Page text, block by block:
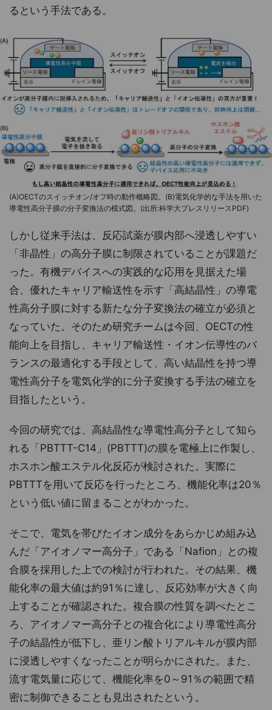
るという手法である。
(A)OECTのスイッチオン/オフ時の動作概略図。(B)電気化学的な手法を用いた
導電性高分子膜の分子変換法の模式図。(出所:科学大プレスリリースPDF)
しかし従来手法は、反応試薬が膜内部へ浸透しやすい
「非晶性」の高分子膜に制限されていることが課題だ
った。有機デバイスへの実践的な応用を見据えた場
合、優れたキャリア輸送性を示す「高結晶性」の導電
性高分子膜に対する新たな分子変換法の確立が必須と
なっていた。そのため研究チームは今回、OECTの性
能向上を目指し、キャリア輸送性・イオン伝導性のバ
ランスの最適化する手段として、高い結晶性を持つ導
電性高分子を電気化学的に分子変換する手法の確立を
目指したという。
今回の研究では、高結晶性な導電性高分子として知ら
れる「PBTTT-C14」(PBTTT)の膜を電極上に作製し、
ホスホン酸エステル化反応が検討された。実際に
PBTTTを用いて反応を行ったところ、機能化率は20％
という低い値に留まることがわかった。
そこで、電気を帯びたイオン成分をあらかじめ組み込
んだ「アイオノマー高分子」である「Nafion」との複
合膜を採用した上での検討が行われた。その結果、機
能化率の最大値は約91％に達し、反応効率が大きく向
上することが確認された。複合膜の性質を調べたとこ
ろ、アイオノマー高分子との複合化により導電性高分
子の結晶性が低下し、亜リン酸トリアルキルが膜内部
に浸透しやすくなったことが明らかにされた。また、
流す電気量に応じて、機能化率を0～91％の範囲で精
密に制御できることも見出されたという。